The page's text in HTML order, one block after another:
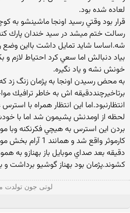
لعاده شده بود.
قرار بود وقتي رسيد اونجا ماشينشو به
رسالت ختم ميشد در سيد خندان پارك
بياد دنبالش اما سعي كرد احتياط لازم و
خونش نشه و ياد نگيره.
به محض رسيدن اونجا به پژمان زنگ زد
برتاخيرچنددقيقه اش به خاطر ترافيك
لحظه از اومدنش پشيمون شد اما با
بردن اين استرس به هيچي فكرنكنه وبا
كارموثر واقع شد و
دقيقه بعد صداي موبايل باز بهنازو به
كشوند.پژمان بود بهناز گوشيو برداشت
لوتی جون تولدت